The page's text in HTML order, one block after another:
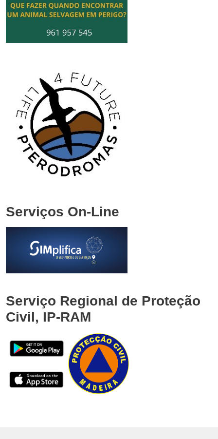
Serviços On-Line
Serviço Regional de Proteção
Civil, IP-RAM